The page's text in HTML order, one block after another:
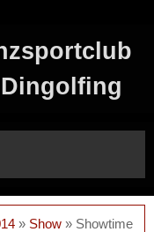
» Show » Showtime